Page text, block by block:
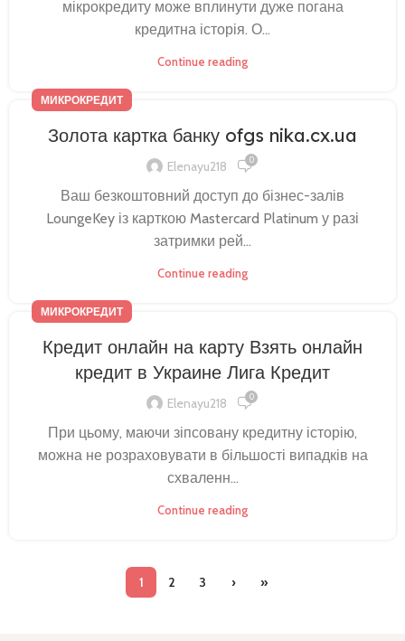
мікрокредиту може вплинути дуже погана
кредитна історія. О...
Continue reading
МИКРОКРЕДИТ
Золота картка банку ofgs nika.cx.ua
Elenayu218 0
Ваш безкоштовний доступ до бізнес-залів
LoungeKey із карткою Mastercard Platinum у разі
затримки рей...
Continue reading
МИКРОКРЕДИТ
Кредит онлайн на карту Взять онлайн
кредит в Украине Лига Кредит
Elenayu218 0
При цьому, маючи зіпсовану кредитну історію,
можна не розраховувати в більшості випадків на
схваленн...
Continue reading
1 2 3 › »